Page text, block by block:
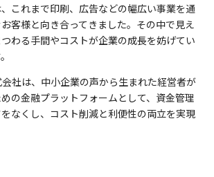
これまで印刷、広告などの幅広い事業を通
客様と向き合ってきました。 その中で見え
わる手間やコストが企業の成長を妨げてい
社は、中小企業の声から生まれた経営者が
の金融プラットフォームとして、資金管理
なくし、コスト削減と利便性の両立を実現